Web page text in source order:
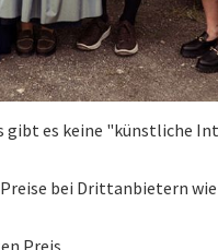
gibt es keine "künstliche
bei Drittanbietern
Preis